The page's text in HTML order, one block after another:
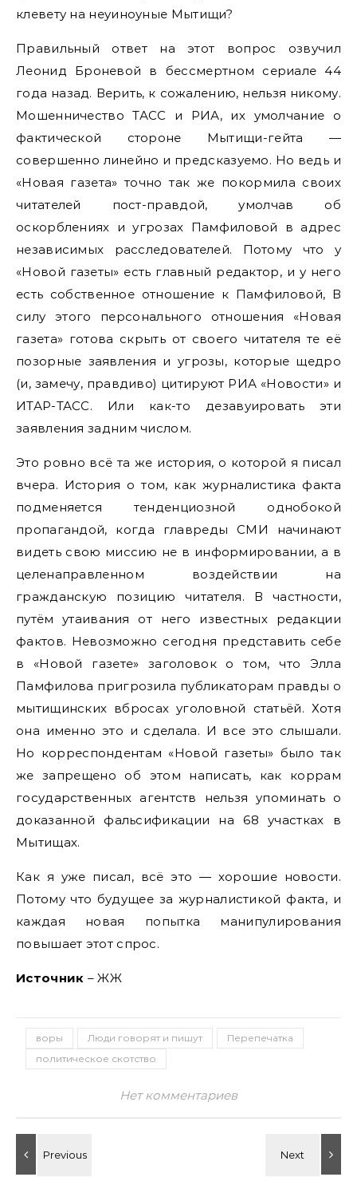
клевету на неуиноуные Мытищи?
Правильный ответ на этот вопрос озвучил
Леонид Броневой в бессмертном сериале 44
года назад. Верить, к сожалению, нельзя никому.
Мошенничество ТАСС и РИА, их умолчание о
фактической стороне Мытищи-гейта —
совершенно линейно и предсказуемо. Но ведь и
«Новая газета» точно так же покормила своих
читателей пост-правдой, умолчав об
оскорблениях и угрозах Памфиловой в адрес
независимых расследователей. Потому что у
«Новой газеты» есть главный редактор, и у него
есть собственное отношение к Памфиловой, В
силу этого персонального отношения «Новая
газета» готова скрыть от своего читателя те её
позорные заявления и угрозы, которые щедро
(и, замечу, правдиво) цитируют РИА «Новости» и
ИТАР-ТАСС. Или как-то дезавуировать эти
заявления задним числом.
Это ровно всё та же история, о которой я писал
вчера. История о том, как журналистика факта
подменяется тенденциозной однобокой
пропагандой, когда главреды СМИ начинают
видеть свою миссию не в информировании, а в
целенаправленном воздействии на
гражданскую позицию читателя. В частности,
путём утаивания от него известных редакции
фактов. Невозможно сегодня представить себе
в «Новой газете» заголовок о том, что Элла
Памфилова пригрозила публикаторам правды о
мытищинских вбросах уголовной статьёй. Хотя
она именно это и сделала. И все это слышали.
Но корреспондентам «Новой газеты» было так
же запрещено об этом написать, как коррам
государственных агентств нельзя упоминать о
доказанной фальсификации на 68 участках в
Мытищах.
Как я уже писал, всё это — хорошие новости.
Потому что будущее за журналистикой факта, и
каждая новая попытка манипулирования
повышает этот спрос.
Источник – ЖЖ
воры Люди говорят и пишут
Перепечатка
политическое скотство
Нет комментариев